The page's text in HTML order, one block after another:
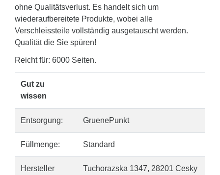
ohne Qualitätsverlust. Es handelt sich um
wiederaufbereitete Produkte, wobei alle
Verschleissteile vollständig ausgetauscht werden.
Qualität die Sie spüren!
Reicht für: 6000 Seiten.
Gut zu
wissen
Entsorgung: GruenePunkt
Füllmenge: Standard
Hersteller Tuchorazska 1347, 28201 Cesky